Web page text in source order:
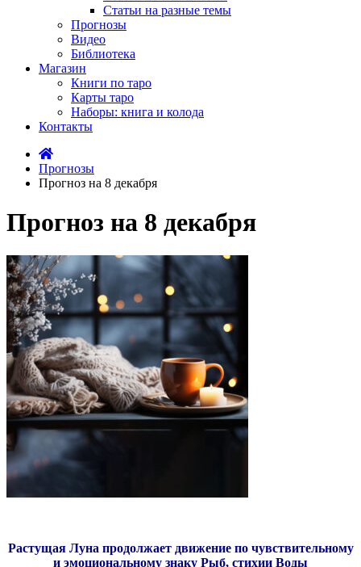
Статьи на разные темы
Прогнозы
Видео
Библиотека
Магазин
Книги по таро
Карты таро
Наборы: книга и колода
Контакты
Прогнозы
Прогноз на 8 декабря
Прогноз на 8 декабря
Растущая Луна продолжает движение по чувствительному
и эмоциональному знаку Рыб, стихии Воды